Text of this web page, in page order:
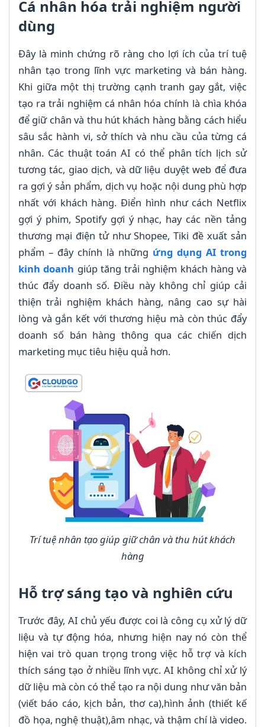
Cá nhân hóa trải nghiệm người
dùng
Đây là minh chứng rõ ràng cho lợi ích của trí tuệ
nhân tạo trong lĩnh vực marketing và bán hàng.
Khi giữa một thị trường cạnh tranh gay gắt, việc
tạo ra trải nghiệm cá nhân hóa chính là chìa khóa
để giữ chân và thu hút khách hàng bằng cách hiểu
sâu sắc hành vi, sở thích và nhu cầu của từng cá
nhân. Các thuật toán AI có thể phân tích lịch sử
tương tác, giao dịch, và dữ liệu duyệt web để đưa
ra gợi ý sản phẩm, dịch vụ hoặc nội dung phù hợp
nhất với khách hàng. Điển hình như cách Netflix
gợi ý phim, Spotify gợi ý nhạc, hay các nền tảng
thương mại điện tử như Shopee, Tiki đề xuất sản
phẩm – đây chính là những ứng dụng AI trong
kinh doanh giúp tăng trải nghiệm khách hàng và
thúc đẩy doanh số. Điều này không chỉ giúp cải
thiện trải nghiệm khách hàng, nâng cao sự hài
lòng và gắn kết với thương hiệu mà còn thúc đẩy
doanh số bán hàng thông qua các chiến dịch
marketing mục tiêu hiệu quả hơn.
Trí tuệ nhân tạo giúp giữ chân và thu hút khách
hàng
Hỗ trợ sáng tạo và nghiên cứu
Trước đây, AI chủ yếu được coi là công cụ xử lý dữ
liệu và tự động hóa, nhưng hiện nay nó còn thể
hiện vai trò quan trọng trong việc hỗ trợ và kích
thích sáng tạo ở nhiều lĩnh vực. AI không chỉ xử lý
dữ liệu mà còn có thể tạo ra nội dung như văn bản
(viết báo cáo, kịch bản, thơ ca),hình ảnh (thiết kế
đồ họa, nghệ thuật),âm nhạc, và thậm chí là video.